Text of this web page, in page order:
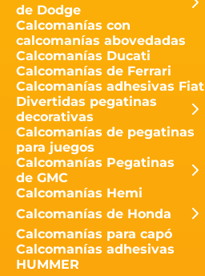
de Dodge
Calcomanías con
calcomanías abovedadas
Calcomanías Ducati
Calcomanías de Ferrari
Calcomanías adhesivas Fiat
Divertidas pegatinas
decorativas
Calcomanías de pegatinas
para juegos
Calcomanías Pegatinas
de GMC
Calcomanías Hemi
Calcomanías de Honda
Calcomanías para capó
Calcomanías adhesivas
HUMMER